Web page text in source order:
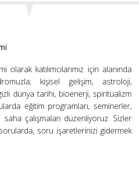
katılımcılarımız için alanında
kişisel gelişim, astroloji,
dünya tarihi, bioenerji, spiritüalizm
eğitim programları, seminerler,
çalışmaları düzenliyoruz. Sizler
sorularda, soru işaretlerinizi gidermek